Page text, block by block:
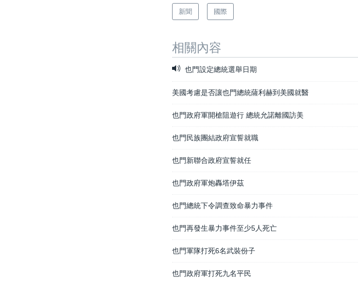
新聞 國際
相關內容
也門設定總統選舉日期
美國考慮是否讓也門總統薩利赫到美國就醫
也門政府軍開槍阻遊行 總統允諾離國訪美
也門民族團結政府宣誓就職
也門新聯合政府宣誓就任
也門政府軍炮轟塔伊茲
也門總統下令調查致命暴力事件
也門再發生暴力事件至少5人死亡
也門軍隊打死6名武裝份子
也門政府軍打死九名平民